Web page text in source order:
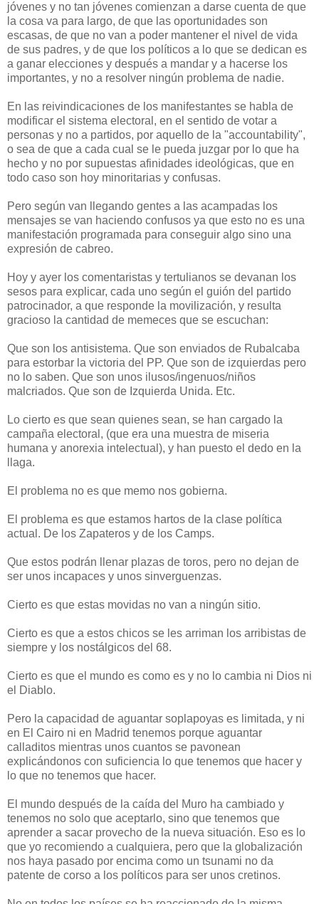
jóvenes y no tan jóvenes comienzan a darse cuenta de que
la cosa va para largo, de que las oportunidades son
escasas, de que no van a poder mantener el nivel de vida
de sus padres, y de que los políticos a lo que se dedican es
a ganar elecciones y después a mandar y a hacerse los
importantes, y no a resolver ningún problema de nadie.
En las reivindicaciones de los manifestantes se habla de
modificar el sistema electoral, en el sentido de votar a
personas y no a partidos, por aquello de la "accountability",
o sea de que a cada cual se le pueda juzgar por lo que ha
hecho y no por supuestas afinidades ideológicas, que en
todo caso son hoy minoritarias y confusas.
Pero según van llegando gentes a las acampadas los
mensajes se van haciendo confusos ya que esto no es una
manifestación programada para conseguir algo sino una
expresión de cabreo.
Hoy y ayer los comentaristas y tertulianos se devanan los
sesos para explicar, cada uno según el guión del partido
patrocinador, a que responde la movilización, y resulta
gracioso la cantidad de memeces que se escuchan:
Que son los antisistema. Que son enviados de Rubalcaba
para estorbar la victoria del PP. Que son de izquierdas pero
no lo saben. Que son unos ilusos/ingenuos/niños
malcriados. Que son de Izquierda Unida. Etc.
Lo cierto es que sean quienes sean, se han cargado la
campaña electoral, (que era una muestra de miseria
humana y anorexia intelectual), y han puesto el dedo en la
llaga.
El problema no es que memo nos gobierna.
El problema es que estamos hartos de la clase política
actual. De los Zapateros y de los Camps.
Que estos podrán llenar plazas de toros, pero no dejan de
ser unos incapaces y unos sinverguenzas.
Cierto es que estas movidas no van a ningún sitio.
Cierto es que a estos chicos se les arriman los arribistas de
siempre y los nostálgicos del 68.
Cierto es que el mundo es como es y no lo cambia ni Dios ni
el Diablo.
Pero la capacidad de aguantar soplapoyas es limitada, y ni
en El Cairo ni en Madrid tenemos porque aguantar
calladitos mientras unos cuantos se pavonean
explicándonos con suficiencia lo que tenemos que hacer y
lo que no tenemos que hacer.
El mundo después de la caída del Muro ha cambiado y
tenemos no solo que aceptarlo, sino que tenemos que
aprender a sacar provecho de la nueva situación. Eso es lo
que yo recomiendo a cualquiera, pero que la globalización
nos haya pasado por encima como un tsunami no da
patente de corso a los políticos para ser unos cretinos.